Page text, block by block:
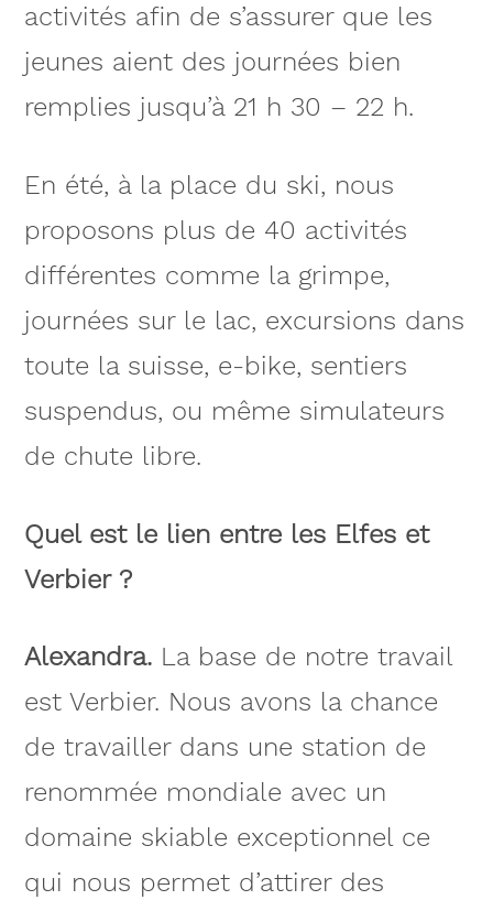
activités afin de s’assurer que les
jeunes aient des journées bien
remplies jusqu’à 21 h 30 – 22 h.
En été, à la place du ski, nous
proposons plus de 40 activités
différentes comme la grimpe,
journées sur le lac, excursions dans
toute la suisse, e-bike, sentiers
suspendus, ou même simulateurs
de chute libre.
Quel est le lien entre les Elfes et
Verbier ?
Alexandra.La base de notre travail
est Verbier. Nous avons la chance
de travailler dans une station de
renommée mondiale avec un
domaine skiable exceptionnel ce
qui nous permet d’attirer des